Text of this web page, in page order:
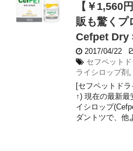
【￥1,560
販も驚くプ
Cefpet Dry
2017/04/22
セフペット
ライシロップ剤 ,
[セフペットド
↑) 現在の最新
イシロップ
ダントツで、他